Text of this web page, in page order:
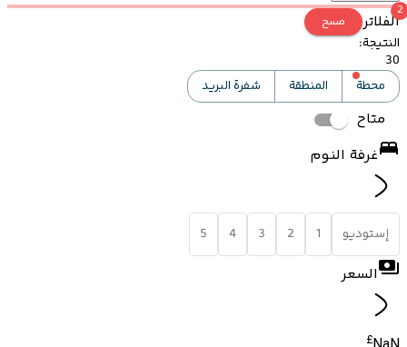
الفلاتر
2
مسح
النتيجة:
30
محطة
المنطقة شفرة البريد
متاح
غرفة النوم
إستوديو 1
2
3
4
5
السعر
£